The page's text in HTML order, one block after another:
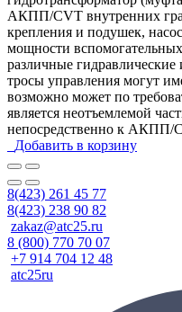
АКПП/CVT внутренних
крепления и подушек,
мощности
различные
тросы управления могут
возможно может по
является неотъемлемой
непосредственно к АКПП/
Добавить в корзину
8(423) 261 45 77
8(423) 238 90 82
zakaz@atc25.ru
8 (800) 770 70 07
+7 914 704 12 48
atc25ru